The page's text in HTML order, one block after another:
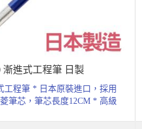
漸進式工程筆 日製
工程筆 * 日本原裝進口，採用
筆芯，筆芯長度12CM * 高級